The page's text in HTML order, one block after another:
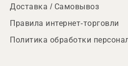
Доставка / Самовывоз
Правила интернет-торговли
Политика обработки